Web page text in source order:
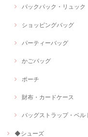
バックパック・リュック
ショッピングバッグ
パーティーバッグ
かごバッグ
ポーチ
財布・カードケース
バッグストラップ・ベル
◆シューズ